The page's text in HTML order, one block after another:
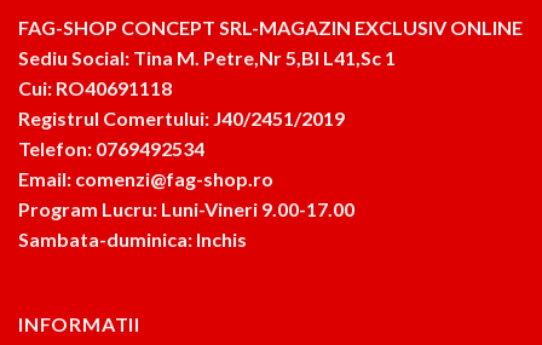
FAG-SHOP CONCEPT SRL-MAGAZIN EXCLUSIV ONLINE
Sediu Social: Tina M. Petre,Nr 5,Bl L41,Sc 1
Cui: RO40691118
Registrul Comertului: J40/2451/2019
Telefon: 0769492534
Email: comenzi@fag-shop.ro
Program Lucru: Luni-Vineri 9.00-17.00
Sambata-duminica: Inchis
INFORMATII